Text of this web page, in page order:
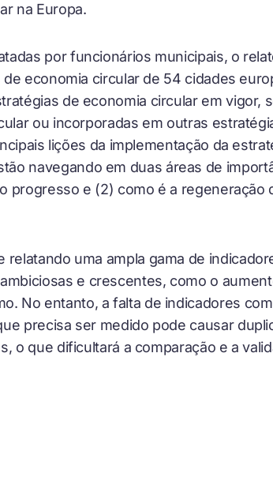
na Europa.
por funcionários municipais, o
economia circular de 54 cidades
de economia circular em vigor,
ou incorporadas em outras
lições da implementação da
navegando em duas áreas de
progresso e (2) como é a regeneração
relatando uma ampla gama de
e crescentes, como o
No entanto, a falta de indicadores
precisa ser medido pode causar
o que dificultará a comparação e a